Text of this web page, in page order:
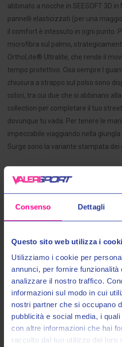
Consenso Dettagli
Questo sito web utilizza i
Utilizziamo i cookie per
annunci, per fornire
analizzare il nostro traffico.
informazioni sul modo in cui
nostri partner che si occupano
pubblicità e social media, i
con altre informazioni che hai
raccolto dal tuo utilizzo dei loro
abbinato a nocche in SEESOFT 3D
pannelli elasticizzati (per una
il comfort è intessuto in ogni punto.
microfibra sul palmo,
OrthoLite® Ultralite, che rende il
tempo protettivo. Osa sempre I
chiusura a strappo sul polso sono
colori, tra cui due che si abbinano
collection per completare il tuo
dovunque tu vada. Per tenere le
impeccabile viaggiando nella
Surge sono la variante stampata dei
Maggiori Informazioni
Spedizioni
Pagamenti
Prodotti
Entra nel
Ricevi in anteprima novità,